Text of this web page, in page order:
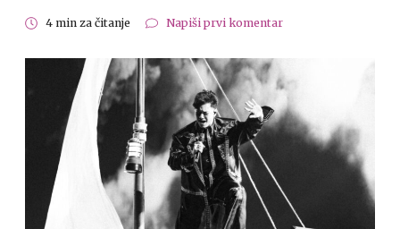
4 min za čitanje Napiši prvi komentar